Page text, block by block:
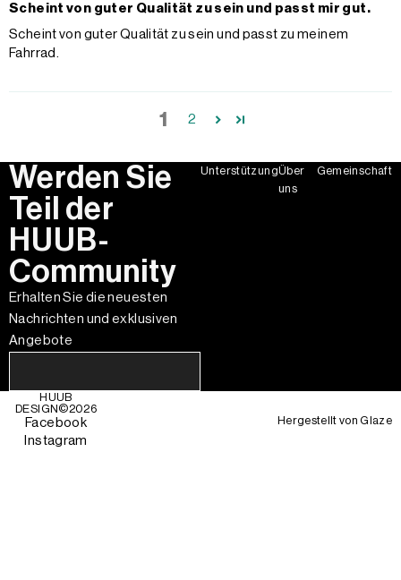
Scheint von guter Qualität zu sein und passt mir gut.
Scheint von guter Qualität zu sein und passt zu meinem
Fahrrad.
1 2
Werden Sie
Teil der
HUUB-
Community
Erhalten Sie die neuesten
Nachrichten und exklusiven
Angebote
UnterstützungÜber
uns
Gemeinschaft
HUUB
DESIGN©2026
Facebook
Instagram
Hergestellt vonGlaze